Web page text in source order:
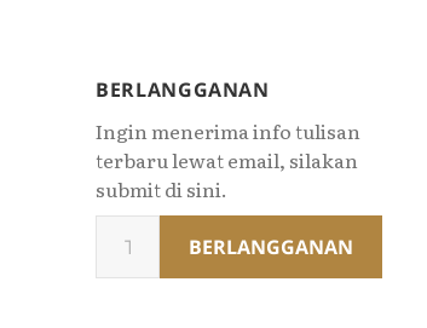
BERLANGGANAN
Ingin menerima info tulisan
terbaru lewat email, silakan
submit di sini.
your
email…
BERLANGGANAN